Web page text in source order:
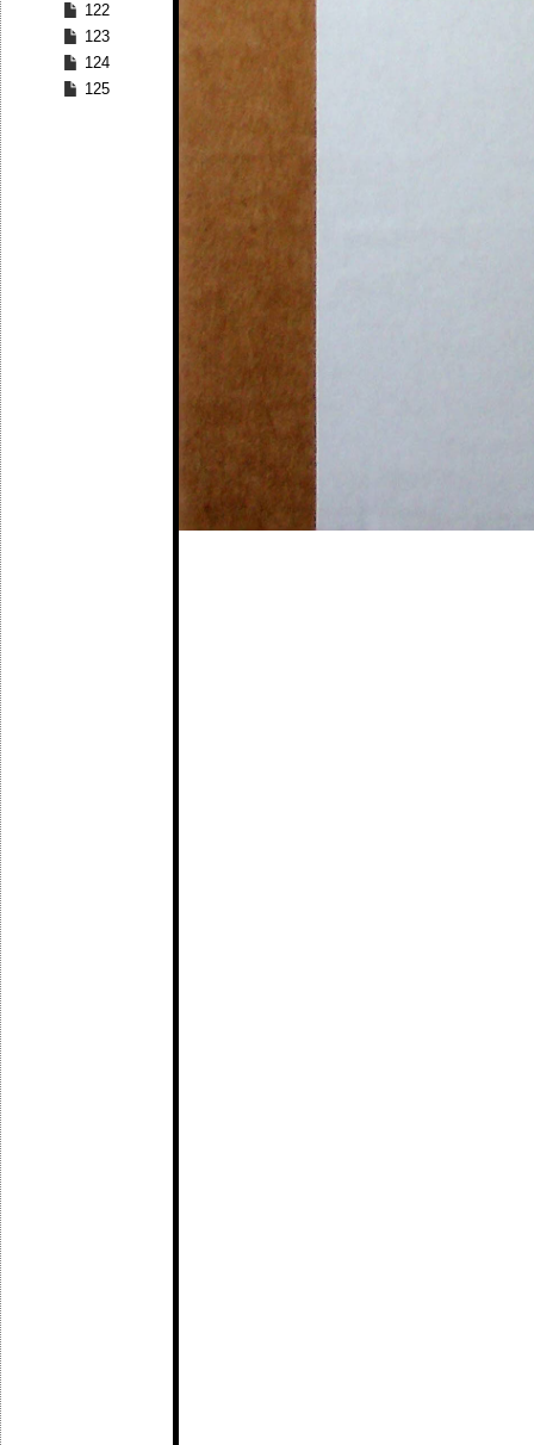
122
123
124
125